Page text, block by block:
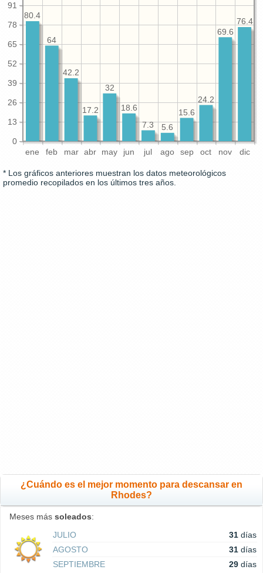
ene feb mar abr may jun jul ago sep oct nov dic
0
13
26
39
52
65
78
91
76.4
69.6
24.2
15.6
5.6
7.3
18.6
32
17.2
42.2
64
80.4
* Los gráficos anteriores muestran los datos meteorológicos
promedio recopilados en los últimos tres años.
¿Cuándo es el mejor momento para descansar en
Rhodes?
Meses más soleados:
JULIO
31 días
AGOSTO
31 días
SEPTIEMBRE
29 días